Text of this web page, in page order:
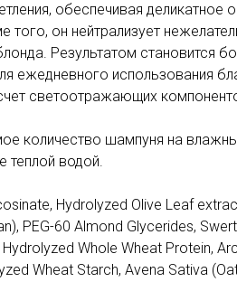
обеспечивая деликатное
того, он нейтрализует
Результатом становится
ежедневного использования
светоотражающих
количество шампуня на
теплой водой.
Hydrolyzed Olive Leaf
PEG-60 Almond Glycerides,
Whole Wheat Protein,
Wheat Starch, Avena Sativa